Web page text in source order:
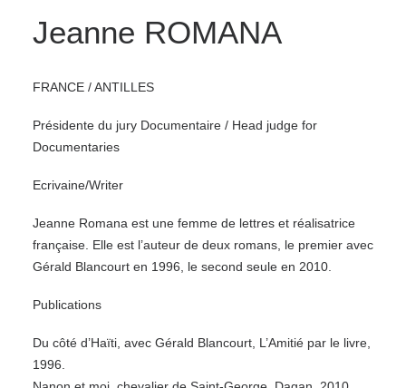
Jeanne ROMANA
FRANCE / ANTILLES
Présidente du jury Documentaire / Head judge for
Documentaries
Ecrivaine/Writer
Jeanne Romana est une femme de lettres et réalisatrice
française. Elle est l’auteur de deux romans, le premier avec
Gérald Blancourt en 1996, le second seule en 2010.
Publications
Du côté d’Haïti, avec Gérald Blancourt, L’Amitié par le livre,
1996.